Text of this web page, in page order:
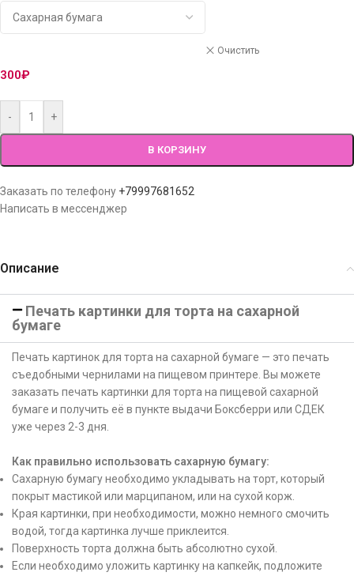
Очистить
300₽
- +
В КОРЗИНУ
Заказать по телефону +79997681652
Написать в мессенджер
Описание
Печать картинки для торта на сахарной
бумаге
Печать картинок для торта на сахарной бумаге — это печать
съедобными чернилами на пищевом принтере. Вы можете
заказать печать картинки для торта на пищевой сахарной
бумаге и получить её в пункте выдачи Боксберри или СДЕК
уже через 2-3 дня.
Как правильно использовать сахарную бумагу:
Сахарную бумагу необходимо укладывать на торт, который
покрыт мастикой или марципаном, или на сухой корж.
Края картинки, при необходимости, можно немного смочить
водой, тогда картинка лучше приклеится.
Поверхность торта должна быть абсолютно сухой.
Если необходимо уложить картинку на капкейк, подложите